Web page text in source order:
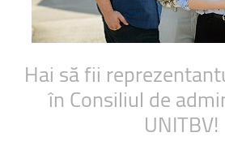
Hai săfii
în Consiliul de
UNITBV!